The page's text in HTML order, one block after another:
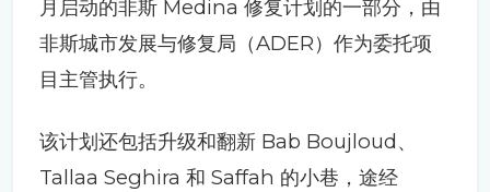
月启动的非斯 Medina 修复计划的一部分，由
非斯城市发展与修复局（ADER）作为委托项
目主管执行。
该计划还包括升级和翻新 Bab Boujloud、
Tallaa Seghira 和 Saffah 的小巷，途经